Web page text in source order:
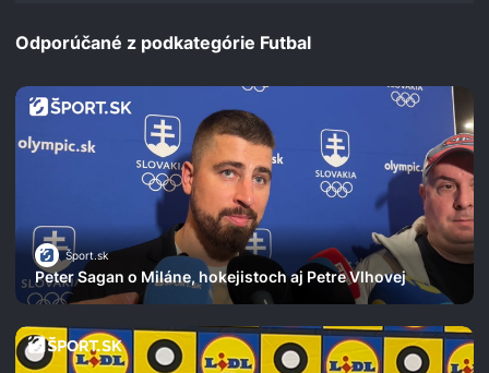
Odporúčané z podkategórie Futbal
Šport.sk
Peter Sagan o Miláne, hokejistoch aj Petre Vlhovej